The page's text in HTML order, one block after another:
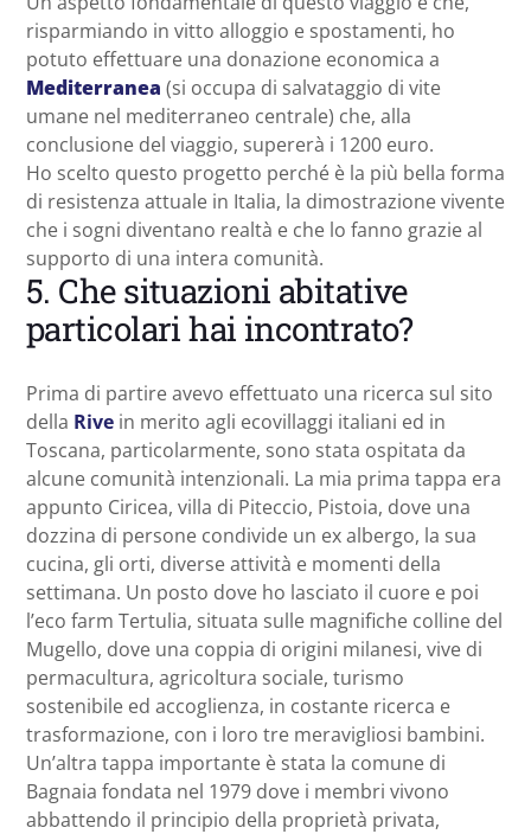
risparmiando in vitto alloggio e spostamenti, ho
potuto effettuare una donazione economica a
Mediterranea (si occupa di salvataggio di vite
umane nel mediterraneo centrale) che, alla
conclusione del viaggio, supererà i 1200 euro.
Ho scelto questo progetto perché è la più bella forma
di resistenza attuale in Italia, la dimostrazione vivente
che i sogni diventano realtà e che lo fanno grazie al
supporto di una intera comunità.
5. Che situazioni abitative
particolari hai incontrato?
Prima di partire avevo effettuato una ricerca sul sito
della Rive in merito agli ecovillaggi italiani ed in
Toscana, particolarmente, sono stata ospitata da
alcune comunità intenzionali. La mia prima tappa era
appunto Ciricea, villa di Piteccio, Pistoia, dove una
dozzina di persone condivide un ex albergo, la sua
cucina, gli orti, diverse attività e momenti della
settimana. Un posto dove ho lasciato il cuore e poi
l’eco farm Tertulia, situata sulle magnifiche colline del
Mugello, dove una coppia di origini milanesi, vive di
permacultura, agricoltura sociale, turismo
sostenibile ed accoglienza, in costante ricerca e
trasformazione, con i loro tre meravigliosi bambini.
Un’altra tappa importante è stata la comune di
Bagnaia fondata nel 1979 dove i membri vivono
abbattendo il principio della proprietà privata,